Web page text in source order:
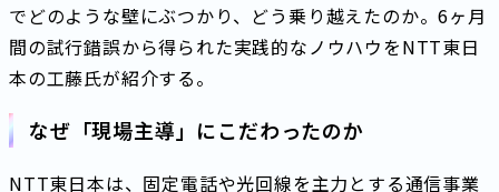
でどのような壁にぶつかり、どう乗り越えたのか。6ヶ月
間の試行錯誤から得られた実践的なノウハウをNTT東日
本の工藤氏が紹介する。
なぜ「現場主導」にこだわったのか
NTT東日本は、固定電話や光回線を主力とする通信事業